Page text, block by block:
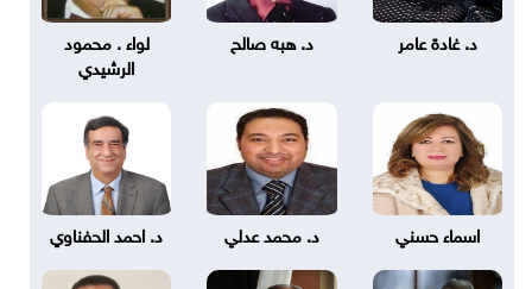
د. غادة عامر د. هبه صالح
لواء . محمود
الرشيدي
اسماء حسني د. محمد عدلي د. احمد الحفناوي